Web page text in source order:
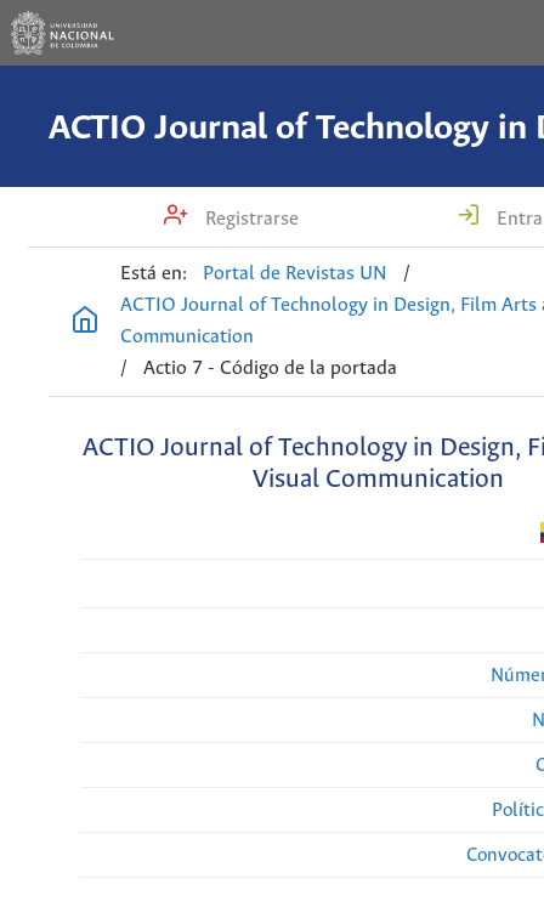
Registrarse
Está en: Portal de Revistas UN
/
ACTIO Journal of Technology in Design, Film Arts
Communication
/
Actio 7 - Código de la portada
ACTIO Journal of Technology in Design,
Visual Communication